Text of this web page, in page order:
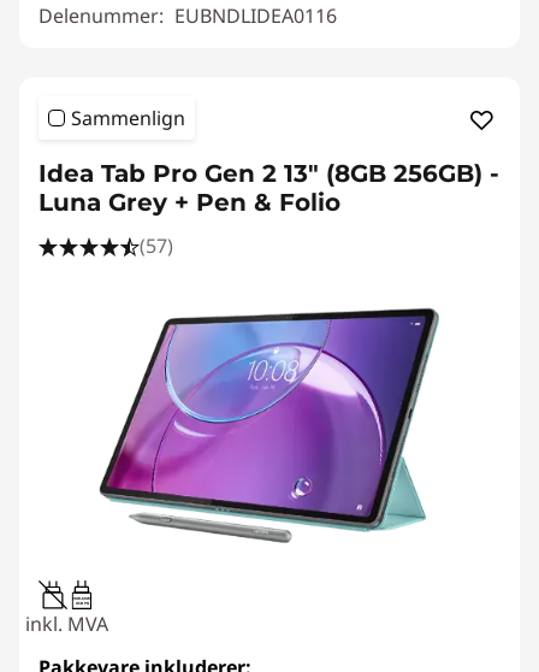
Delenummer: EUBNDLIDEA0116
Sammenlign
Idea Tab Pro Gen 2 13" (8GB 256GB) -
Luna Grey + Pen & Folio
(57)
20W-60W
USB PD
inkl. MVA